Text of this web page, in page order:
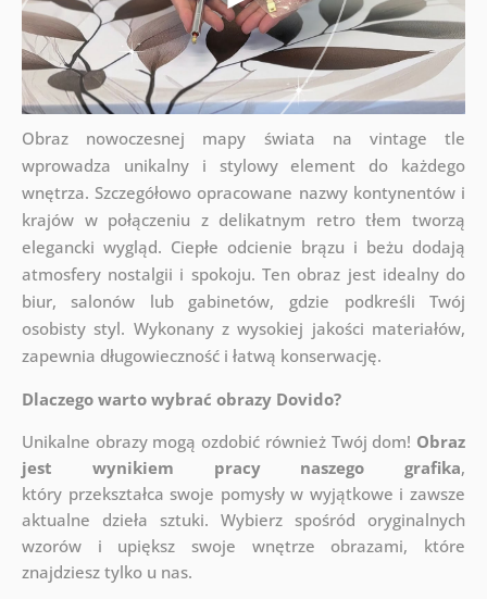
Obraz nowoczesnej mapy świata na vintage tle
wprowadza unikalny i stylowy element do każdego
wnętrza. Szczegółowo opracowane nazwy kontynentów i
krajów w połączeniu z delikatnym retro tłem tworzą
elegancki wygląd. Ciepłe odcienie brązu i beżu dodają
atmosfery nostalgii i spokoju. Ten obraz jest idealny do
biur, salonów lub gabinetów, gdzie podkreśli Twój
osobisty styl. Wykonany z wysokiej jakości materiałów,
zapewnia długowieczność i łatwą konserwację.
Dlaczego warto wybrać obrazy Dovido?
Unikalne obrazy mogą ozdobić również Twój dom! Obraz
jest wynikiem pracy naszego grafika,
który przekształca swoje pomysły w wyjątkowe i zawsze
aktualne dzieła sztuki. Wybierz spośród oryginalnych
wzorów i upiększ swoje wnętrze obrazami, które
znajdziesz tylko u nas.